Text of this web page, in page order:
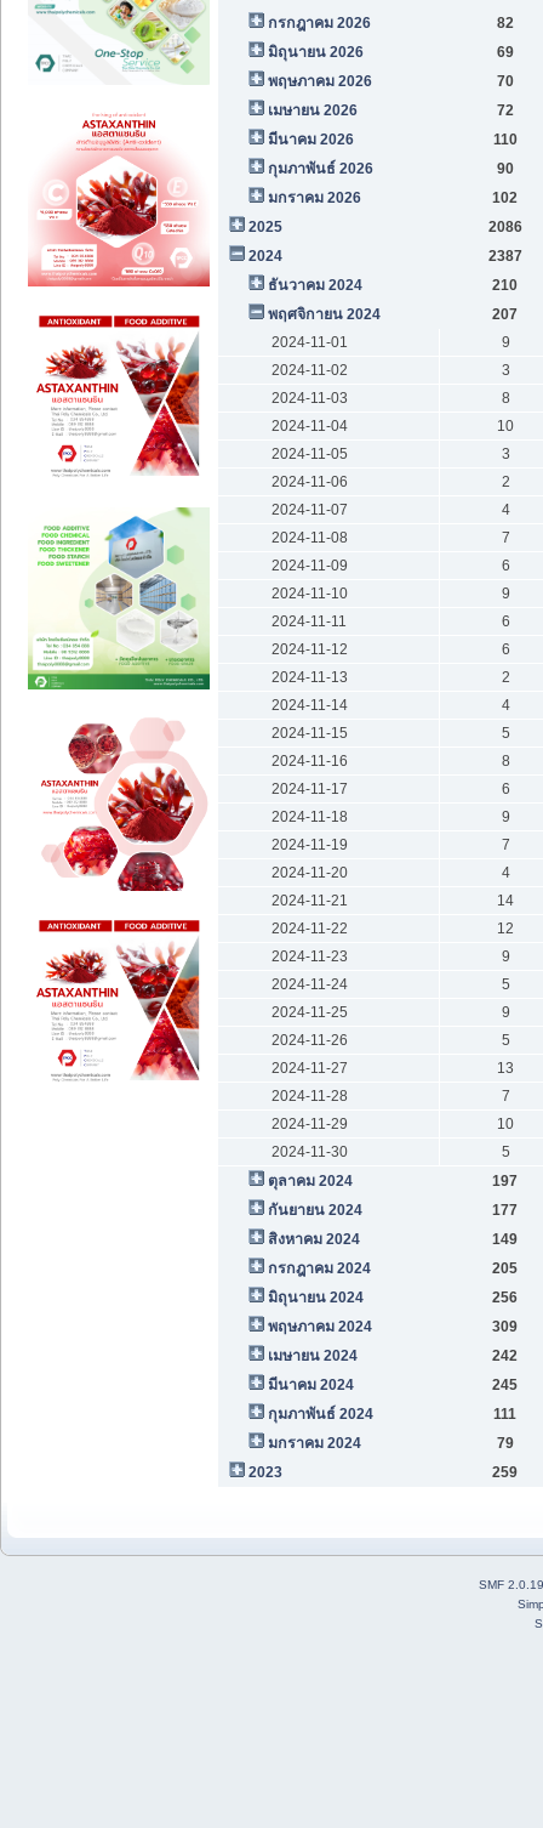
กรกฎาคม 2026
82
มิถุนายน 2026
69
พฤษภาคม 2026
70
เมษายน 2026
72
มีนาคม 2026
110
กุมภาพันธ์ 2026
90
มกราคม 2026
102
2025
2086
2024
2387
ธันวาคม 2024
210
พฤศจิกายน 2024
207
2024-11-01
9
2024-11-02
3
2024-11-03
8
2024-11-04
10
2024-11-05
3
2024-11-06
2
2024-11-07
4
2024-11-08
7
2024-11-09
6
2024-11-10
9
2024-11-11
6
2024-11-12
6
2024-11-13
2
2024-11-14
4
2024-11-15
5
2024-11-16
8
2024-11-17
6
2024-11-18
9
2024-11-19
7
2024-11-20
4
2024-11-21
14
2024-11-22
12
2024-11-23
9
2024-11-24
5
2024-11-25
9
2024-11-26
5
2024-11-27
13
2024-11-28
7
2024-11-29
10
2024-11-30
5
ตุลาคม 2024
197
กันยายน 2024
177
สิงหาคม 2024
149
กรกฎาคม 2024
205
มิถุนายน 2024
256
พฤษภาคม 2024
309
เมษายน 2024
242
มีนาคม 2024
245
กุมภาพันธ์ 2024
111
มกราคม 2024
79
2023
259
SMF 2.0.19